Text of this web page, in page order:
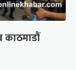
काठमाडौं